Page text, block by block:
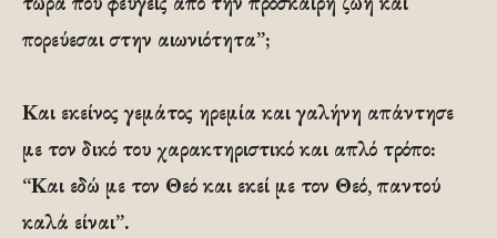
πορεύεσαι στην αιωνιότητα”;
Και εκείνος γεμάτος ηρεμία και γαλήνη απάντησε
με τον δικό του χαρακτηριστικό και απλό τρόπο:
“Και εδώ με τον Θεό και εκεί με τον Θεό, παντού
καλά είναι”.